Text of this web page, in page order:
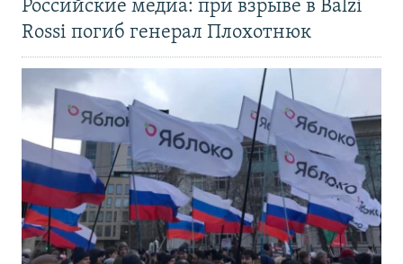
Российские медиа: при взрыве в Balzi
Rossi погиб генерал Плохотнюк